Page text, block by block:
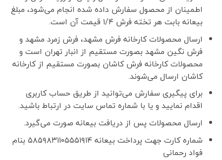
اطمینان از محصول سفارش داده شده انجام می‌شود، مبلغ
بیعانه بابت هر تخته فرش ۱/۴ قیمت آن است.
ارسال محصولات کارخانه فرش مشهد، فرش زمرد مشهد و
فرش نگین مشهد بصورت مستقیم از انبار تهران است و
محصولات کارخانه فرش کاشان بصورت مستقیم از کارخانه
کاشان ارسال می‌شوند.
برای پیگیری سفارش می‌توانید از طریق حساب کاربری
اقدام نمایید و یا با شماره تماس سایت در ارتباط باشید.
ارسال محصولات پس از دریافت بیعانه صورت می‌گیرد.
شماره کارت جهت پرداخت بیعانه ۵۸۵۹۸۳۱۱۰۵۵۵۱۹۱۴ بنام
فواد رحمانی